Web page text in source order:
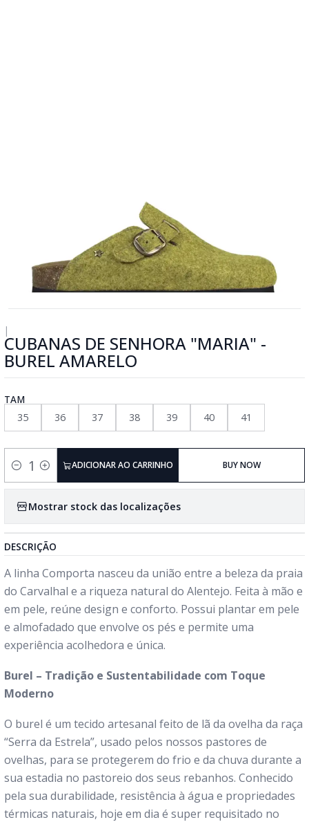
|
CUBANAS DE SENHORA "MARIA" -
BUREL AMARELO
TAM
35
36 37 38 39 40 41
Quantidade
ADICIONAR AO CARRINHO BUY NOW
Mostrar stock das localizações
DESCRIÇÃO
A linha Comporta nasceu da união entre a beleza da praia
do Carvalhal e a riqueza natural do Alentejo. Feita à mão e
em pele, reúne design e conforto. Possui plantar em pele
e almofadado que envolve os pés e permite uma
experiência acolhedora e única.
Burel – Tradição e Sustentabilidade com Toque
Moderno
O burel é um tecido artesanal feito de lã da ovelha da raça
“Serra da Estrela”, usado pelos nossos pastores de
ovelhas, para se protegerem do frio e da chuva durante a
sua estadia no pastoreio dos seus rebanhos. Conhecido
pela sua durabilidade, resistência à água e propriedades
térmicas naturais, hoje em dia é super requisitado no